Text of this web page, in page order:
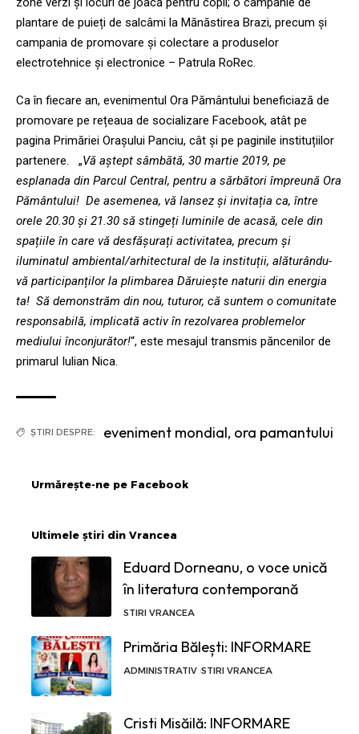
plantare de puieți de salcâmi la Mănăstirea Brazi, precum și
campania de promovare și colectare a produselor
electrotehnice și electronice – Patrula RoRec.
Ca în fiecare an, evenimentul Ora Pământului beneficiază de
promovare pe rețeaua de socializare Facebook, atât pe
pagina Primăriei Orașului Panciu, cât și pe paginile instituțiilor
partenere. „Vă aștept sâmbătă, 30 martie 2019, pe
esplanada din Parcul Central, pentru a sărbători împreună Ora
Pământului! De asemenea, vă lansez și invitația ca, între
orele 20.30 și 21.30 să stingeți luminile de acasă, cele din
spațiile în care vă desfășurați activitatea, precum și
iluminatul ambiental/arhitectural de la instituții, alăturându-
vă participanților la plimbarea Dăruiește naturii din energia
ta! Să demonstrăm din nou, tuturor, că suntem o comunitate
responsabilă, implicată activ în rezolvarea problemelor
mediului înconjurător!“, este mesajul transmis păncenilor de
primarul Iulian Nica.
ȘTIRI DESPRE: eveniment mondial, ora pamantului
Urmărește-ne pe Facebook
Ultimele știri din Vrancea
Eduard Dorneanu, o voce unică
în literatura contemporană
STIRI VRANCEA
Primăria Bălești: INFORMARE
ADMINISTRATIV STIRI VRANCEA
Cristi Misăilă: INFORMARE